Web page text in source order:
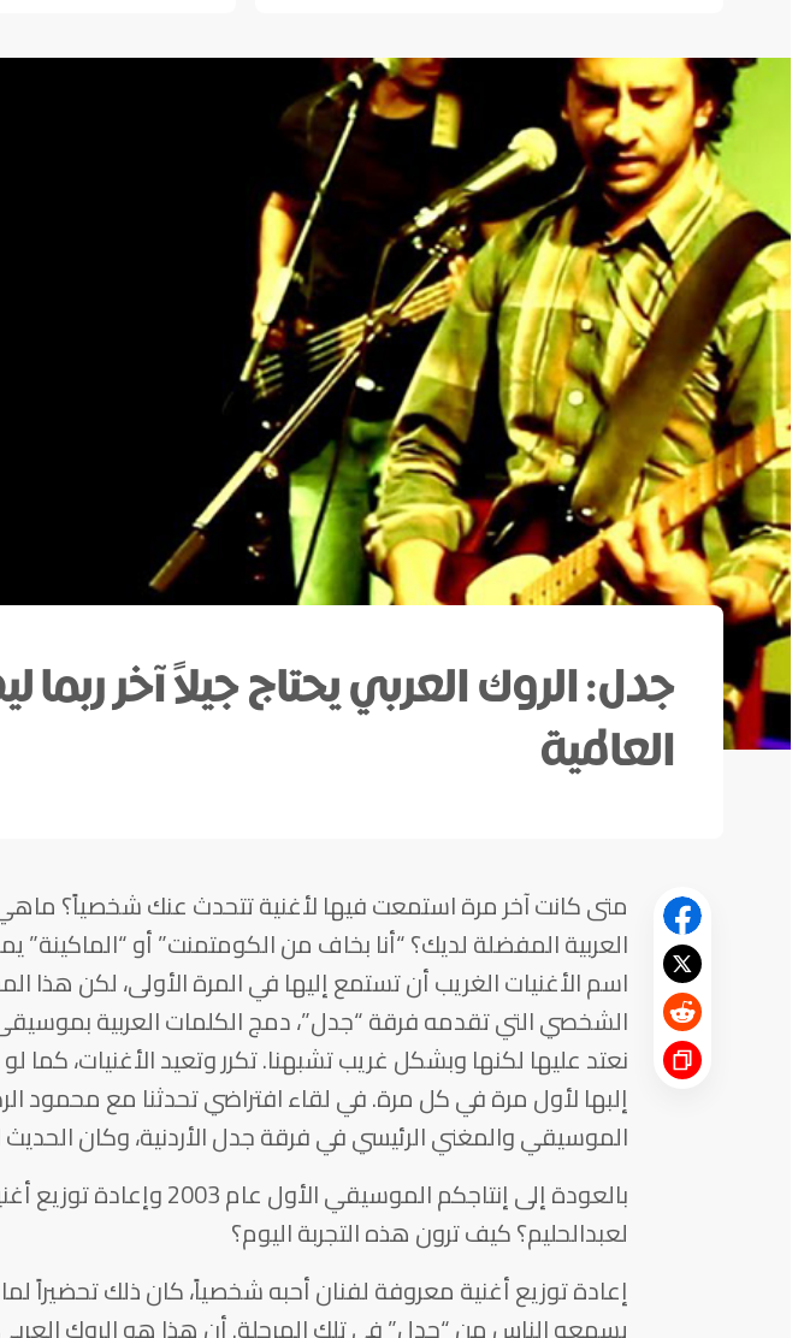
Submit Comment
جدل: الروك العربي يحتاج جيلاً آخر ربما
العالمية
متى كانت آخر مرة استمعت فيها لأغنية تتحدث عنك شخصياً؟
العربية المفضلة لديك؟ “أنا بخاف من الكومتمنت” أو
اسم الأغنيات الغريب أن تستمع إليها في المرة الأولى، لكن هذا
الشخصي التي تقدمه فرقة “جدل”، دمج الكلمات العربية
نعتد عليها لكنها وبشكل غريب تشبهنا. تكرر وتعيد الأغنيات، كما
إلبها لأول مرة في كل مرة. في لقاء افتراضي تحدثنا مع محمود
الموسيقي والمغني الرئيسي في فرقة جدل الأردنية، وكان الحديث
بالعودة إلى إنتاجكم الموسيقي الأول عام
لعبدالحليم؟ كيف ترون هذه التجربة اليوم؟
إعادة توزيع أغنية معروفة لفنان أحبه شخصياً، كان ذلك تحضيراً
يسمعه الناس من “جدل” في تلك المرحلة. أن هذا هو الروك العربي،